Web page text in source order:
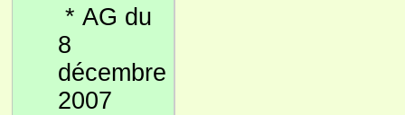
* AG du
8
décembre
2007